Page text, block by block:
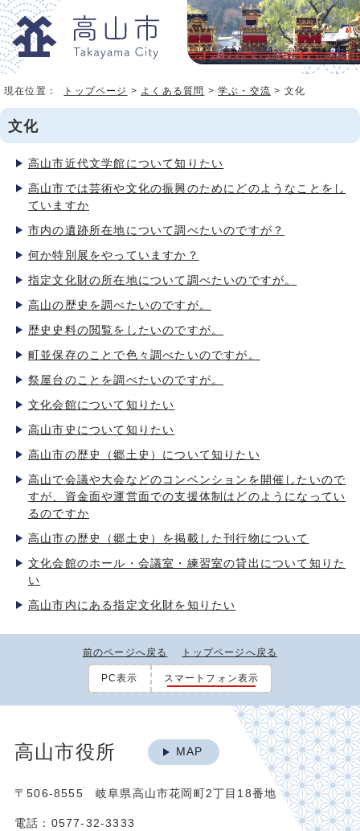
現在位置： トップページ > よくある質問 >学ぶ・交流 > 文化
文化
高山市近代文学館について知りたい
高山市では芸術や文化の振興のためにどのようなことをし
ていますか
市内の遺跡所在地について調べたいのですが？
何か特別展をやっていますか？
指定文化財の所在地について調べたいのですが。
高山の歴史を調べたいのですが。
歴史史料の閲覧をしたいのですが。
町並保存のことで色々調べたいのですが。
祭屋台のことを調べたいのですが。
文化会館について知りたい
高山市史について知りたい
高山市の歴史（郷土史）について知りたい
高山で会議や大会などのコンベンションを開催したいので
すが、資金面や運営面での支援体制はどのようになってい
るのですか
高山市の歴史（郷土史）を掲載した刊行物について
文化会館のホール・会議室・練習室の貸出について知りた
い
高山市内にある指定文化財を知りたい
前のページへ戻る トップページへ戻る
PC表示 スマートフォン表示
高山市役所 MAP
〒506-8555 岐阜県高山市花岡町2丁目18番地
電話：0577-32-3333